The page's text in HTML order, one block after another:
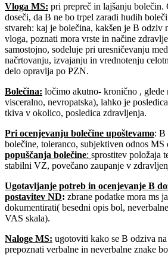
Vloga MS: pri prepreč in lajšanju bolečin.
doseči, da B ne bo trpel zaradi hudih
stvareh: kaj je bolečina, kakšen je B odziv
vloga, poznati mora vrste in načine
samostojno, sodeluje pri uresničevanju
načrtovanju, izvajanju in vrednotenju
delo opravlja po PZN.
Bolečina: ločimo akutno- kronično , glede
visceralno, nevropatska), lahko je
tkiva v okolico, posledica zdravljenja.
Pri ocenjevanju bolečine upoštevamo: B
bolečine, toleranco, subjektiven odnos MS
popuščanja bolečine: sprostitev položaja
stabilni VZ, povečano zaupanje v
Ugotavljanje potreb in ocenjevanje B
postavitev ND: zbrane podatke mora ms
dokumentirati( besedni opis bol,
VAS skala).
Naloge MS: ugotoviti kako se B odziva
prepoznati verbalne in neverbalne znake